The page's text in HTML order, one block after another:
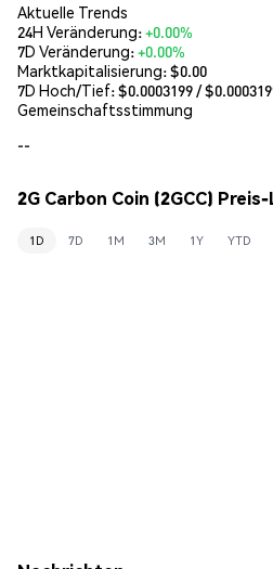
Aktuelle Trends
24H Veränderung:+0.00%
7D Veränderung:+0.00%
Marktkapitalisierung:$0.00
7D Hoch/Tief: $0.0003199/ $
Gemeinschaftsstimmung
--
2G Carbon Coin (2GCC)
1D 7D 1M 3M 1Y YTD